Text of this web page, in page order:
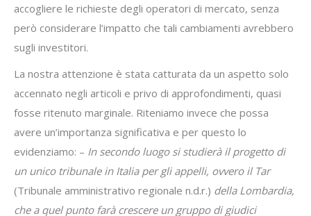
accogliere le richieste degli operatori di mercato, senza
però considerare l’impatto che tali cambiamenti avrebbero
sugli investitori.
La nostra attenzione è stata catturata da un aspetto solo
accennato negli articoli e privo di approfondimenti, quasi
fosse ritenuto marginale. Riteniamo invece che possa
avere un’importanza significativa e per questo lo
evidenziamo: – In secondo luogo si studierà il progetto di
un unico tribunale in Italia per gli appelli, ovvero il Tar
(Tribunale amministrativo regionale n.d.r.) della Lombardia,
che a quel punto farà crescere un gruppo di giudici